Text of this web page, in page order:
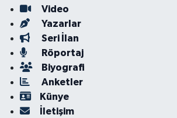
Video
Yazarlar
Seri İlan
Röportaj
Biyografi
Anketler
Künye
İletişim